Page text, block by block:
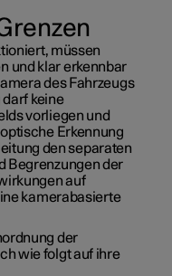
müssen
und klar erkennbar
des Fahrzeugs
keine
vorliegen und
Erkennung
den separaten
Begrenzungen der
auf
kamerabasierte
der
wie folgt auf ihre